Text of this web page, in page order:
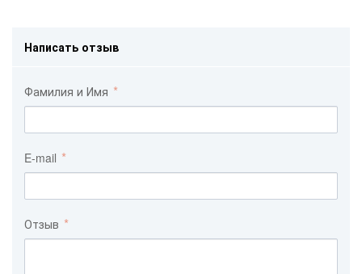
Написать отзыв
Фамилия и Имя
E-mail
Отзыв